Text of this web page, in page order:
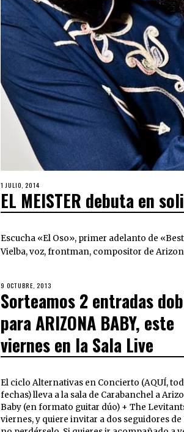
1 JULIO, 2014
EL MEISTER debuta en
Escucha «El Oso», primer adelanto de
Vielba, voz, frontman, compositor de
9 OCTUBRE, 2013
Sorteamos 2 entradas
para ARIZONA BABY, este
viernes en la Sala Live
El ciclo Alternativas en Concierto (AQUÍ,
fechas) lleva a la sala de Carabanchel a
Baby (en formato guitar dúo) + The
viernes, y quiere invitar a dos seguidores de